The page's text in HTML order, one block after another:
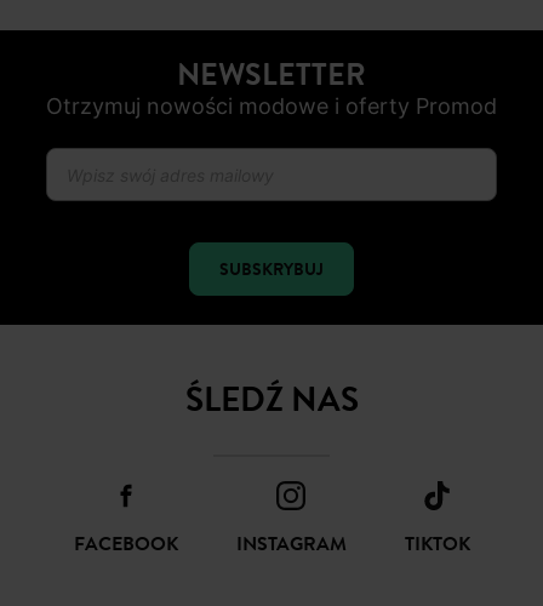
NEWSLETTER
Otrzymuj nowości modowe i oferty Promod
SUBSKRYBUJ
ŚLEDŹ NAS
FACEBOOK INSTAGRAM TIKTOK